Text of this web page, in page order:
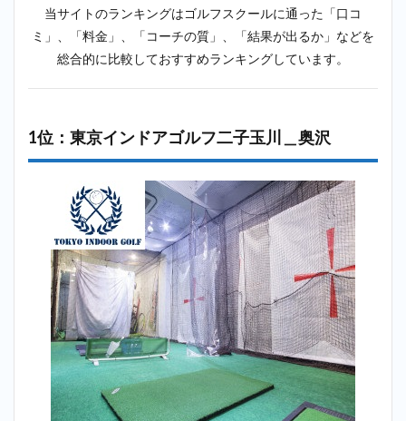
2.4
4位：
アー
スゴ
アカ
新町
＿奥
2.5
5位：
ステ
ップ
ゴル
フプ
ラス
祖師
ヶ谷
大蔵
店＿
2.6
当サイトのランキングはゴルフスクールに通った「口コ
ミ」、「料金」、「コーチの質」、「結果が出るか」などを
総合的に比較しておすすめランキングしています。
1位：東京インドアゴルフ二子玉川＿奥沢